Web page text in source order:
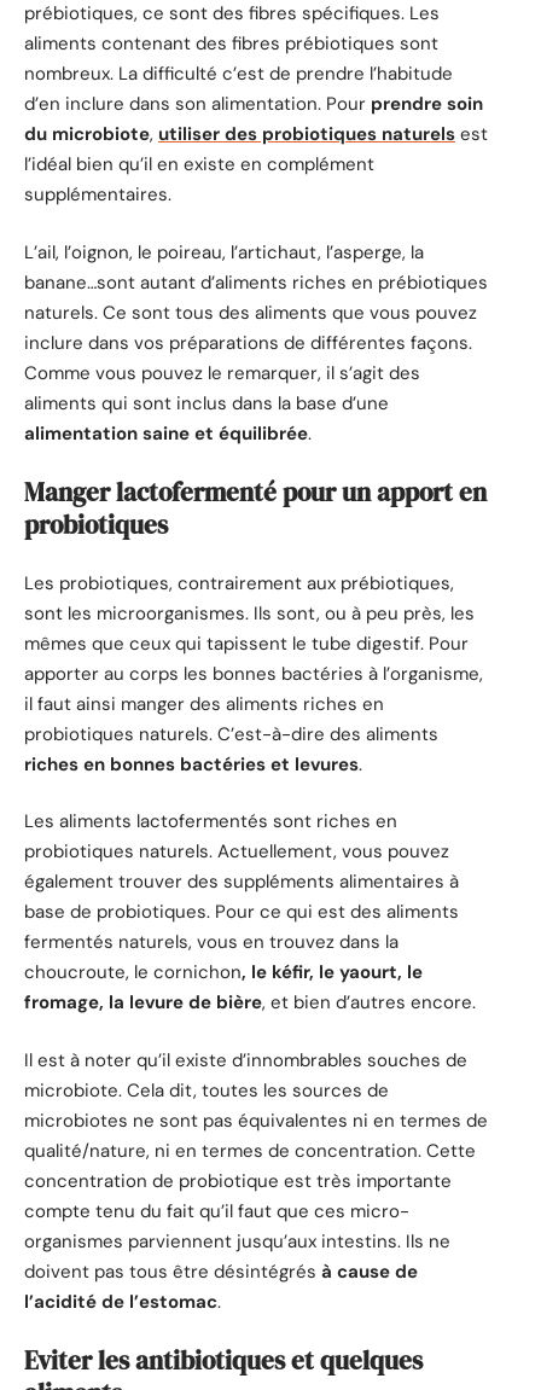
prébiotiques, ce sont des fibres spécifiques. Les
aliments contenant des fibres prébiotiques sont
nombreux. La difficulté c’est de prendre l’habitude
d’en inclure dans son alimentation. Pour prendre soin
du microbiote, utiliser des probiotiques naturels est
l’idéal bien qu’il en existe en complément
supplémentaires.
L’ail, l’oignon, le poireau, l’artichaut, l’asperge, la
banane…sont autant d’aliments riches en prébiotiques
naturels. Ce sont tous des aliments que vous pouvez
inclure dans vos préparations de différentes façons.
Comme vous pouvez le remarquer, il s’agit des
aliments qui sont inclus dans la base d’une
alimentation saine et équilibrée.
Manger lactofermenté pour un apport en
probiotiques
Les probiotiques, contrairement aux prébiotiques,
sont les microorganismes. Ils sont, ou à peu près, les
mêmes que ceux qui tapissent le tube digestif. Pour
apporter au corps les bonnes bactéries à l’organisme,
il faut ainsi manger des aliments riches en
probiotiques naturels. C’est-à-dire des aliments
riches en bonnes bactéries et levures.
Les aliments lactofermentés sont riches en
probiotiques naturels. Actuellement, vous pouvez
également trouver des suppléments alimentaires à
base de probiotiques. Pour ce qui est des aliments
fermentés naturels, vous en trouvez dans la
choucroute, le cornichon, le kéfir, le yaourt, le
fromage, la levure de bière, et bien d’autres encore.
Il est à noter qu’il existe d’innombrables souches de
microbiote. Cela dit, toutes les sources de
microbiotes ne sont pas équivalentes ni en termes de
qualité/nature, ni en termes de concentration. Cette
concentration de probiotique est très importante
compte tenu du fait qu’il faut que ces micro-
organismes parviennent jusqu’aux intestins. Ils ne
doivent pas tous être désintégrés à cause de
l’acidité de l’estomac.
Eviter les antibiotiques et quelques